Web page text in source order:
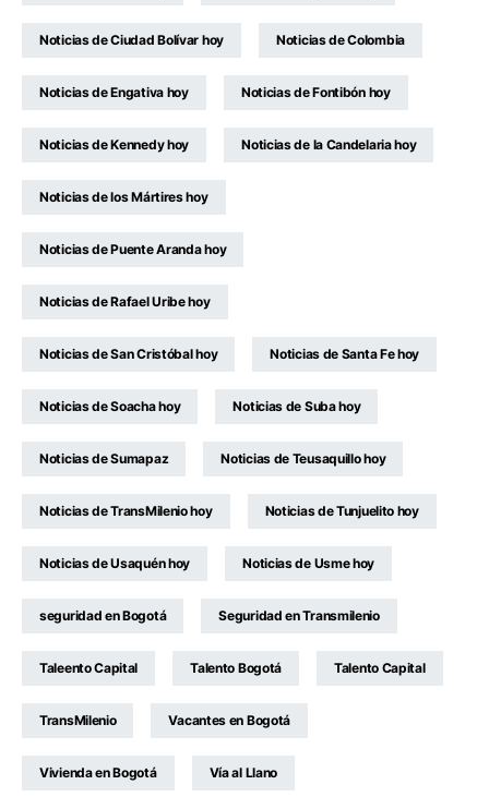
Noticias de Ciudad Bolívar hoy Noticias de Colombia
Noticias de Engativa hoy Noticias de Fontibón hoy
Noticias de Kennedy hoy Noticias de la Candelaria hoy
Noticias de los Mártires hoy
Noticias de Puente Aranda hoy
Noticias de Rafael Uribe hoy
Noticias de San Cristóbal hoy Noticias de Santa Fe hoy
Noticias de Soacha hoy Noticias de Suba hoy
Noticias de Sumapaz Noticias de Teusaquillo hoy
Noticias de TransMilenio hoy Noticias de Tunjuelito hoy
Noticias de Usaquén hoy Noticias de Usme hoy
seguridad en Bogotá Seguridad en Transmilenio
Taleento Capital Talento Bogotá Talento Capital
TransMilenio Vacantes en Bogotá
Vivienda en Bogotá Vía al Llano